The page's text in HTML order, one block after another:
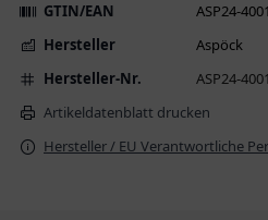
GTIN/EAN
ASP24-
Hersteller
Aspöck
Hersteller-Nr.
ASP24-
Artikeldatenblatt drucken
Hersteller / EU Verantwortliche